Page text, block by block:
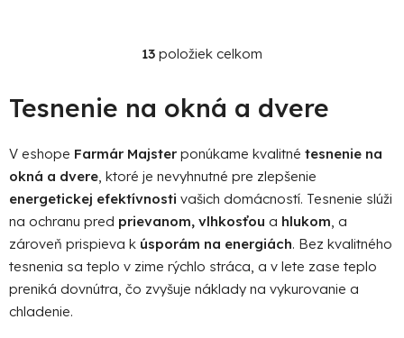
O
l
á
a
c
i
e
p
r
v
k
13 položiek celkom
Tesnenie na okná a dvere
V eshope Farmár Majster ponúkame kvalitné tesnenie na
okná a dvere, ktoré je nevyhnutné pre zlepšenie
energetickej efektívnosti vašich domácností. Tesnenie slúži
na ochranu pred prievanom, vlhkosťou a hlukom, a
zároveň prispieva k úsporám na energiách. Bez kvalitného
tesnenia sa teplo v zime rýchlo stráca, a v lete zase teplo
preniká dovnútra, čo zvyšuje náklady na vykurovanie a
chladenie.